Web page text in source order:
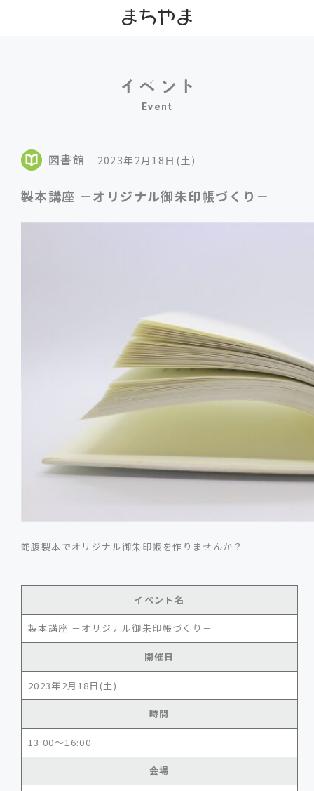
Event
図書館 2023年2月18日(土)
製本講座 －オリジナル御朱印帳づくり－
蛇腹製本でオリジナル御朱印帳を作りませんか？
イベント名
製本講座 －オリジナル御朱印帳づくり－
開催日
2023年2月18日(土)
時間
13:00～16:00
会場